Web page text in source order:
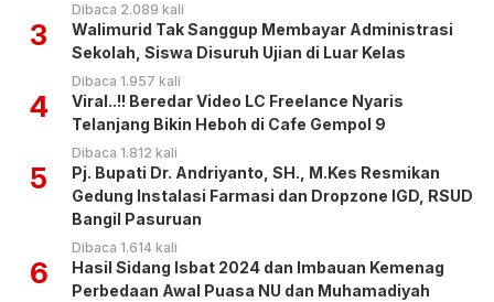
Dibaca 2.089 kali
3
Walimurid Tak Sanggup Membayar Administrasi
Sekolah, Siswa Disuruh Ujian di Luar Kelas
Dibaca 1.957 kali
4
Viral..!! Beredar Video LC Freelance Nyaris
Telanjang Bikin Heboh di Cafe Gempol 9
Dibaca 1.812 kali
5
Pj. Bupati Dr. Andriyanto, SH., M.Kes Resmikan
Gedung Instalasi Farmasi dan Dropzone IGD, RSUD
Bangil Pasuruan
Dibaca 1.614 kali
6
Hasil Sidang Isbat 2024 dan Imbauan Kemenag
Perbedaan Awal Puasa NU dan Muhamadiyah